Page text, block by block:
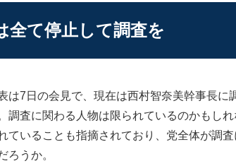
全て停止して調査を
は7日の会見で、現在は西村智奈美幹事長に
調査に関わる人物は限られているのかもし
ていることも指摘されており、党全体が調
ろうか。